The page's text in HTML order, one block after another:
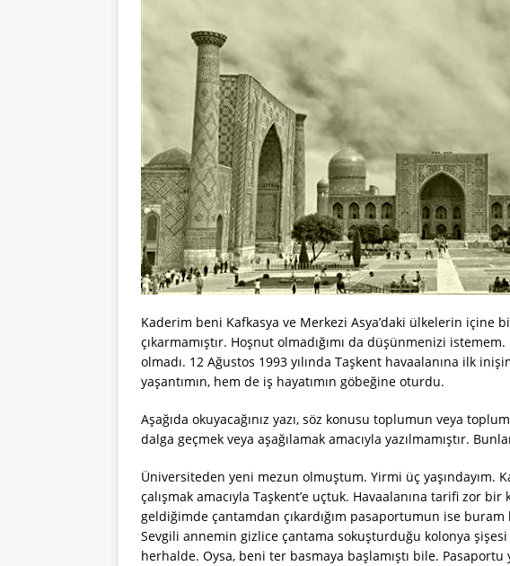
Kaderim beni Kafkasya ve Merkezi Asya’daki ülkelerin içine
çıkarmamıştır. Hoşnut olmadığımı da düşünmenizi
olmadı. 12 Ağustos 1993 yılında Taşkent havaalanına ilk
yaşantımın, hem de iş hayatımın göbeğine oturdu.
Aşağıda okuyacağınız yazı, söz konusu toplumun veya
dalga geçmek veya aşağılamak amacıyla yazılmamıştır.
Üniversiteden yeni mezun olmuştum. Yirmi üç yaşındayım.
çalışmak amacıyla Taşkent’e uçtuk. Havaalanına tarifi zor
geldiğimde çantamdan çıkardığım pasaportumun ise
Sevgili annemin gizlice çantama sokuşturduğu kolonya şişesi
herhalde. Oysa, beni ter basmaya başlamıştı bile.